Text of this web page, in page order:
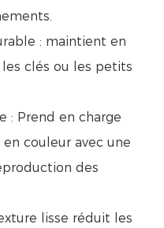
: maintient en
clés ou les petits
: Prend en charge
couleur avec une
des
lisse réduit les